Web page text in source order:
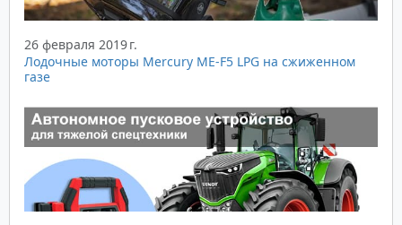
26 февраля 2019 г.
Лодочные моторы Mercury ME-F5 LPG на сжиженном
газе